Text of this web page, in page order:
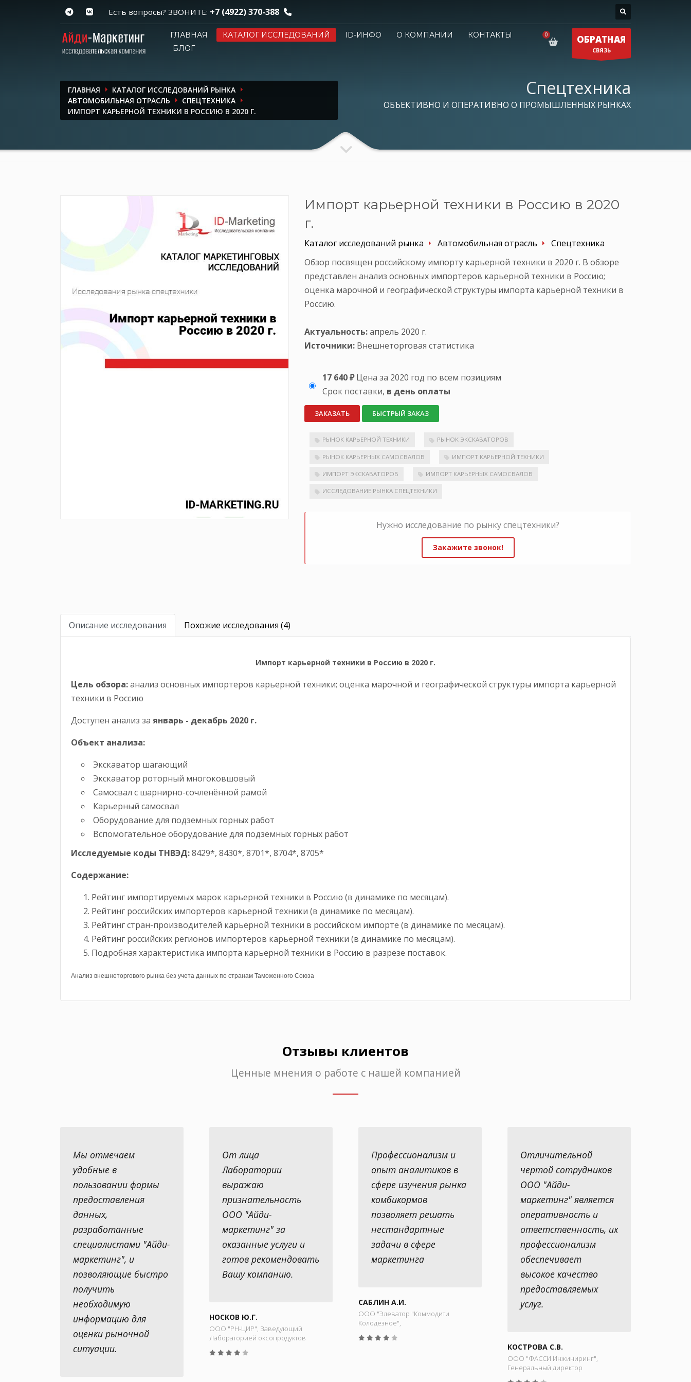
Есть вопросы? ЗВОНИТЕ: +7 (4922) 370-388
ГЛАВНАЯ КАТАЛОГ ИССЛЕДОВАНИЙ ID-ИНФО О КОМПАНИИ
КОНТАКТЫ
БЛОГ
ОБРАТНАЯ
СВЯЗЬ
ГЛАВНАЯ
КАТАЛОГ ИССЛЕДОВАНИЙ РЫНКА
АВТОМОБИЛЬНАЯ ОТРАСЛЬ
СПЕЦТЕХНИКА
ИМПОРТ КАРЬЕРНОЙ ТЕХНИКИ В РОССИЮ В 2020 Г.
Спецтехника
ОБЪЕКТИВНО И ОПЕРАТИВНО О ПРОМЫШЛЕННЫХ РЫНКАХ
Импорт карьерной техники в Россию в 2020
г.
Каталог исследований рынка Автомобильная отрасль
Спецтехника
Обзор посвящен российскому импорту карьерной техники в 2020 г. В обзоре
представлен анализ основных импортеров карьерной техники в Россию;
оценка марочной и географической структуры импорта карьерной техники в
Россию.
Актуальность:апрель 2020 г.
Источники: Внешнеторговая статистика
17 640 ₽ Цена за 2020 год по всем позициям
Срок поставки, в день оплаты
ЗАКАЗАТЬ БЫСТРЫЙ ЗАКАЗ
РЫНОК КАРЬЕРНОЙ ТЕХНИКИ РЫНОК ЭКСКАВАТОРОВ
РЫНОК КАРЬЕРНЫХ САМОСВАЛОВ ИМПОРТ КАРЬЕРНОЙ ТЕХНИКИ
ИМПОРТ ЭКСКАВАТОРОВ ИМПОРТ КАРЬЕРНЫХ САМОСВАЛОВ
ИССЛЕДОВАНИЕ РЫНКА СПЕЦТЕХНИКИ
Нужно исследование по рынку спецтехники?
Закажите звонок!
Описание исследования Похожие исследования (4)
Импорт карьерной техники в Россию в 2020 г.
Цель обзора:анализ основных импортеров карьерной техники; оценка марочной и географической структуры импорта карьерной
техники в Россию
Доступен анализ за январь - декабрь 2020 г.
Объект анализа:
Экскаватор шагающий
Экскаватор роторный многоковшовый
Самосвал с шарнирно-сочленённой рамой
Карьерный самосвал
Оборудование для подземных горных работ
Вспомогательное оборудование для подземных горных работ
Исследуемые коды ТНВЭД:8429*, 8430*, 8701*, 8704*, 8705*
Содержание:
Рейтинг импортируемых марок карьерной техники в Россию (в динамике по месяцам).
Рейтинг российских импортеров карьерной техники (в динамике по месяцам).
Рейтинг стран-производителей карьерной техники в российском импорте (в динамике по месяцам).
Рейтинг российских регионов импортеров карьерной техники (в динамике по месяцам).
Подробная характеристика импорта карьерной техники в Россию в разрезе поставок.
Анализ внешнеторгового рынка без учета данных по странам Таможенного Союза
Отзывы клиентов
Ценные мнения о работе с нашей компанией
Мы отмечаем
удобные в
пользовании формы
предоставления
данных,
разработанные
специалистами "Айди-
маркетинг", и
позволяющие быстро
получить
необходимую
информацию для
оценки рыночной
ситуации.
От лица
Лаборатории
выражаю
признательность
ООО "Айди-
маркетинг" за
оказанные услуги и
готов рекомендовать
Вашу компанию.
НОСКОВ Ю.Г.
ООО "РН-ЦИР", Заведующий
Лабораторией оксопродуктов
Профессионализм и
опыт аналитиков в
сфере изучения рынка
комбикормов
позволяет решать
нестандартные
задачи в сфере
маркетинга
САБЛИН А.И.
ООО "Элеватор "Коммодити
Колодезное",
Отличительной
чертой сотрудников
ООО "Айди-
маркетинг" является
оперативность и
ответственность, их
профессионализм
обеспечивает
высокое качество
предоставляемых
услуг.
КОСТРОВА С.В.
ООО "ФАССИ Инжиниринг",
Генеральный директор